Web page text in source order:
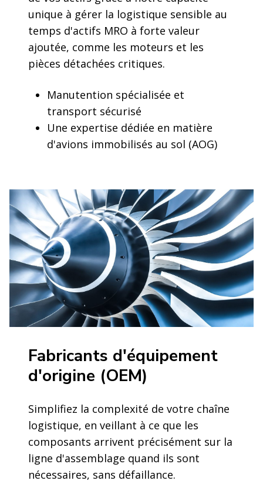
unique à gérer la logistique sensible au
temps d'actifs MRO à forte valeur
ajoutée, comme les moteurs et les
pièces détachées critiques.
Manutention spécialisée et
transport sécurisé
Une expertise dédiée en matière
d'avions immobilisés au sol (AOG)
Fabricants d'équipement
d'origine (OEM)
Simplifiez la complexité de votre chaîne
logistique, en veillant à ce que les
composants arrivent précisément sur la
ligne d'assemblage quand ils sont
nécessaires, sans défaillance.